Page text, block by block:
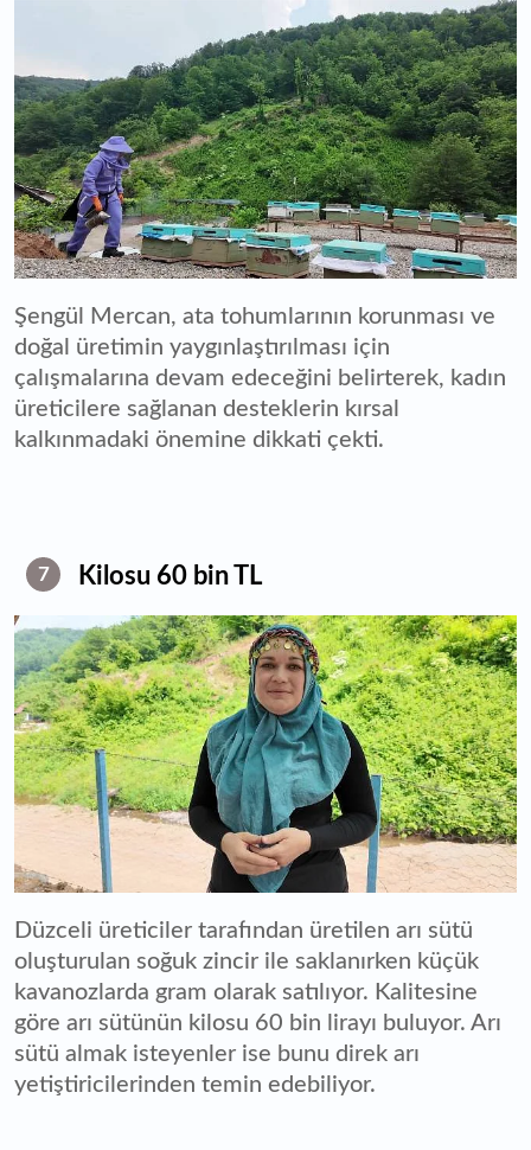
Şengül Mercan, ata tohumlarının korunması ve
doğal üretimin yaygınlaştırılması için
çalışmalarına devam edeceğini belirterek, kadın
üreticilere sağlanan desteklerin kırsal
kalkınmadaki önemine dikkati çekti.
7 Kilosu 60 bin TL
Düzceli üreticiler tarafından üretilen arı sütü
oluşturulan soğuk zincir ile saklanırken küçük
kavanozlarda gram olarak satılıyor. Kalitesine
göre arı sütünün kilosu 60 bin lirayı buluyor. Arı
sütü almak isteyenler ise bunu direk arı
yetiştiricilerinden temin edebiliyor.